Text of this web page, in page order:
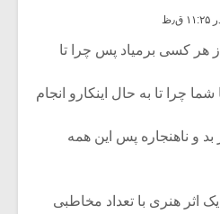
هر کسی برمیاد پس چرا تا
چرا تا به حال اینکارو انجام
بد و ناهنجاره پس این همه
اثر هنری با تعداد مخاطبی